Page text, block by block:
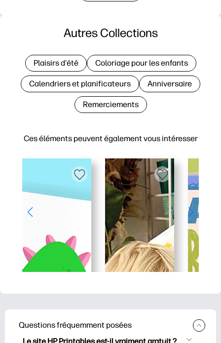
Ces éléments peuvent également vous intéresser
Autres Collections
Plaisirs d'été Coloriage pour les enfants
Calendriers et planificateurs Anniversaire
Remerciements
Questions fréquemment posées